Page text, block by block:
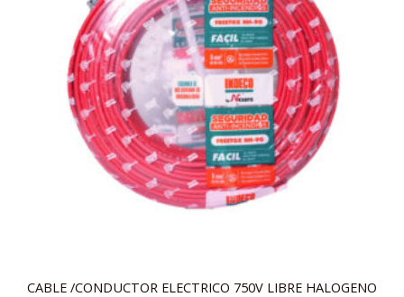
CABLE /CONDUCTOR ELECTRICO 750V LIBRE HALOGENO